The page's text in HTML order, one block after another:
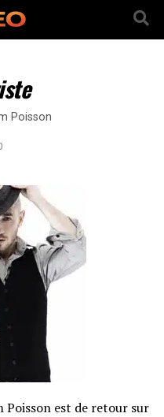
Poisson
Poisson est de retour sur